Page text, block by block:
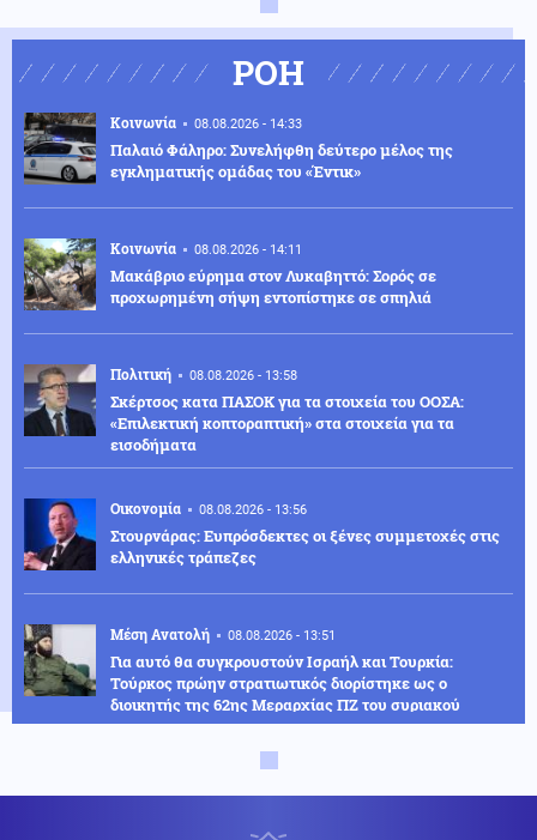
ΡΟΗ
Κοινωνία 08.08.2026 - 14:33
Παλαιό Φάληρο: Συνελήφθη δεύτερο μέλος της
εγκληματικής ομάδας του «Έντικ»
Κοινωνία 08.08.2026 - 14:11
Μακάβριο εύρημα στον Λυκαβηττό: Σορός σε
προχωρημένη σήψη εντοπίστηκε σε σπηλιά
Πολιτική 08.08.2026 - 13:58
Σκέρτσος κατα ΠΑΣΟΚ για τα στοιχεία του ΟΟΣΑ:
«Επιλεκτική κοπτοραπτική» στα στοιχεία για τα
εισοδήματα
Οικονομία 08.08.2026 - 13:56
Στουρνάρας: Ευπρόσδεκτες οι ξένες συμμετοχές στις
ελληνικές τράπεζες
Μέση Ανατολή 08.08.2026 - 13:51
Για αυτό θα συγκρουστούν Ισραήλ και Τουρκία:
Τούρκος πρώην στρατιωτικός διορίστηκε ως ο
διοικητής της 62ης Μεραρχίας ΠΖ του συριακού
στρατού